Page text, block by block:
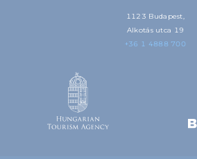
1123 Budapest,
Alkotás utca 19
+36 1 4888 700